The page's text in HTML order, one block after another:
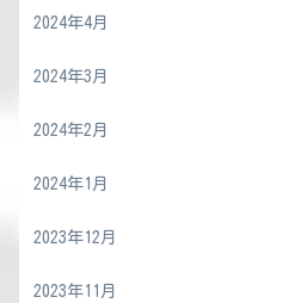
2024年4月
2024年3月
2024年2月
2024年1月
2023年12月
2023年11月